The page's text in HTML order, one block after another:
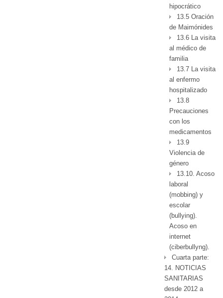
hipocrático
13.5 Oración
de Maimónides
13.6 La visita
al médico de
familia
13.7 La visita
al enfermo
hospitalizado
13.8
Precauciones
con los
medicamentos
13.9
Violencia de
género
13.10. Acoso
laboral
(mobbing) y
escolar
(bullying).
Acoso en
internet
(ciberbullyng).
Cuarta parte:
14. NOTICIAS
SANITARIAS
desde 2012 a